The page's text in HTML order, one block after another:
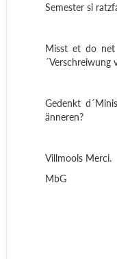
Semester si
Misst et do
´Verschreiwung
Gedenkt
änneren?
Villmools Merci.
MbG